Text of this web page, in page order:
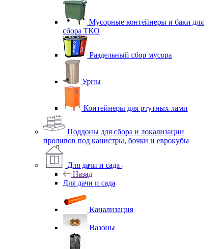
Мусорные контейнеры и баки для
сбора ТКО
Раздельный сбор мусора
Урны
Контейнеры для ртутных ламп
Поддоны для сбора и локализации
проливов под канистры, бочки и еврокубы
Для дачи и сада
Назад
Для дачи и сада
Канализация
Вазоны